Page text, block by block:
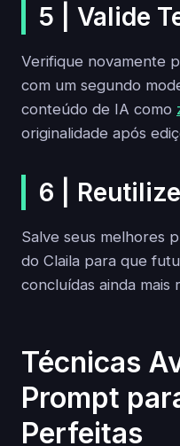
5 | Valide
Verifique novamente
com um segundo
conteúdo de IA como
originalidade após
6 |
Salve seus melhores
do Claila para que
concluídas ainda mais
Técnicas
Prompt
Perfeitas